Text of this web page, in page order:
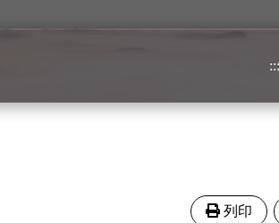
:::
列印